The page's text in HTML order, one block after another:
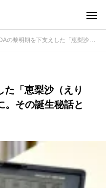
黎明期を下支えした「恵梨沙（えりさ）フォント」が25歳に。その誕生秘話とは？
た「恵梨沙（えり
。その誕生秘話と